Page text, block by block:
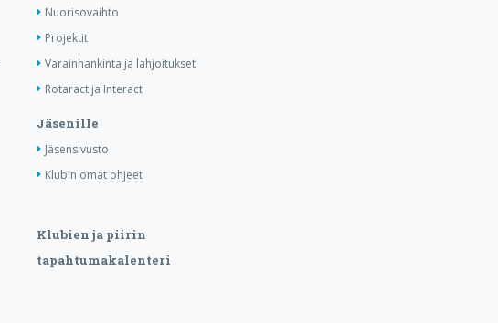
Nuorisovaihto
Projektit
Varainhankinta ja lahjoitukset
Rotaract ja Interact
Jäsenille
Jäsensivusto
Klubin omat ohjeet
Klubien ja piirin
tapahtumakalenteri